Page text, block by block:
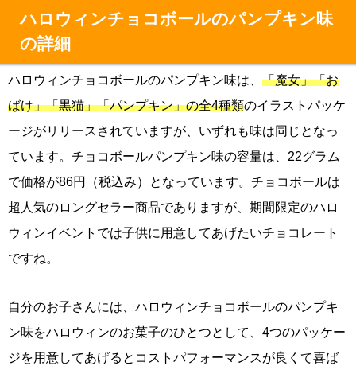
ハロウィンチョコボールのパンプキン味
の詳細
ハロウィンチョコボールのパンプキン味は、 「魔女」「お
ばけ」「黒猫」「パンプキン」の全4種類のイラストパッケ
ージがリリースされていますが、いずれも味は同じとなっ
ています。チョコボールパンプキン味の容量は、22グラム
で価格が86円（税込み）となっています。チョコボールは
超人気のロングセラー商品でありますが、期間限定のハロ
ウィンイベントでは子供に用意してあげたいチョコレート
ですね。
自分のお子さんには、ハロウィンチョコボールのパンプキ
ン味をハロウィンのお菓子のひとつとして、4つのパッケー
ジを用意してあげるとコストパフォーマンスが良くて喜ば